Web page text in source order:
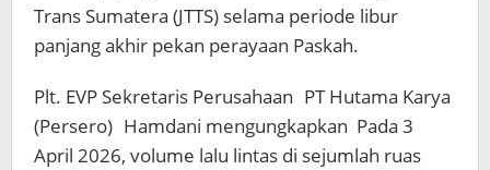
Trans Sumatera (JTTS) selama periode libur
panjang akhir pekan perayaan Paskah.
Plt. EVP Sekretaris Perusahaan PT Hutama Karya
(Persero) Hamdani mengungkapkan Pada 3
April 2026, volume lalu lintas di sejumlah ruas